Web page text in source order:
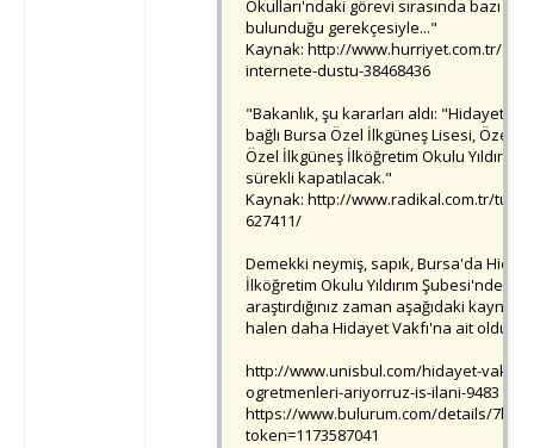
Okulları'ndaki görevi sırasında bazı
bulunduğu gerekçesiyle..."
Kaynak: http://www.hurriyet.com.tr/
internete-dustu-38468436
"Bakanlık, şu kararları aldı: "Hidayet
bağlı Bursa Özel İlkgüneş Lisesi, Özel
Özel İlkgüneş İlköğretim Okulu Yıldırım
sürekli kapatılacak."
Kaynak: http://www.radikal.com.tr/
627411/
Demekki neymiş, sapık, Bursa'da
İlköğretim Okulu Yıldırım Şubesi'nde
araştırdığınız zaman aşağıdaki
halen daha Hidayet Vakfı'na ait
http://www.unisbul.com/hidayet-vakfi-
ogretmenleri-ariyorruz-is-ilani-9483
https://www.bulurum.com/details/
token=1173587041